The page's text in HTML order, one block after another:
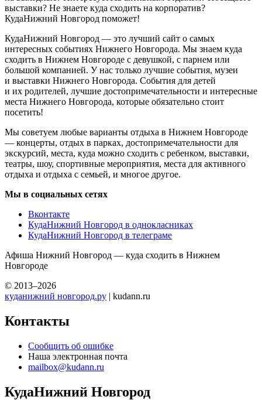
выставки? Не знаете куда сходить на корпоратив?
КудаНижний Новгород поможет!
КудаНижний Новгород — это лучший сайт о самых
интересных событиях Нижнего Новгорода. Мы знаем куда
сходить в Нижнем Новгороде с девушкой, с парнем или
большой компанией. У нас только лучшие события, музеи
и выставки Нижнего Новгорода. События для детей
и их родителей, лучшие достопримечательности и интересные
места Нижнего Новгорода, которые обязательно стоит
посетить!
Мы советуем любые варианты отдыха в Нижнем Новгороде
— концерты, отдых в парках, достопримечательности для
экскурсий, места, куда можно сходить с ребенком, выставки,
театры, шоу, спортивные мероприятия, места для активного
отдыха и отдыха с семьей, и многое другое.
Мы в социальных сетях
Вконтакте
КудаНижний Новгород в однокласниках
КудаНижний Новгород в телеграме
Афиша Нижний Новгород — куда сходить в Нижнем
Новгороде
© 2013–2026
куданижний новгород.ру | kudann.ru
Контакты
Сообщить об ошибке
Наша электронная почта
mailbox@kudann.ru
КудаНижний Новгород